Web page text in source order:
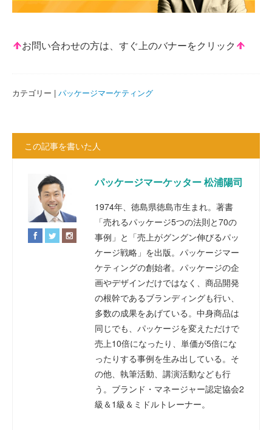
お問い合わせの方は、すぐ上のバナーをクリック
カテゴリー | パッケージマーケティング
この記事を書いた人
パッケージマーケッター 松浦陽司
1974年、徳島県徳島市生まれ。著書
「売れるパッケージ5つの法則と70の
事例」と「売上がグングン伸びるパッ
ケージ戦略」を出版。パッケージマー
ケティングの創始者。パッケージの企
画やデザインだけではなく、商品開発
の根幹であるブランディングも行い、
多数の成果をあげている。中身商品は
同じでも、パッケージを変えただけで
売上10倍になったり、単価が5倍にな
ったりする事例を生み出している。そ
の他、執筆活動、講演活動なども行
う。ブランド・マネージャー認定協会2
級＆1級＆ミドルトレーナー。